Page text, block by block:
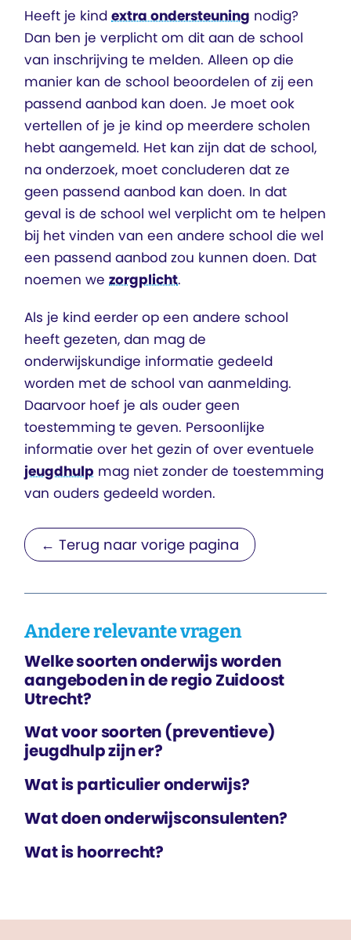
Heeft je kindextra ondersteuning nodig?
Dan ben je verplicht om dit aan de school
van inschrijving te melden. Alleen op die
manier kan de school beoordelen of zij een
passend aanbod kan doen. Je moet ook
vertellen of je je kind op meerdere scholen
hebt aangemeld. Het kan zijn dat de school,
na onderzoek, moet concluderen dat ze
geen passend aanbod kan doen. In dat
geval is de school wel verplicht om te helpen
bij het vinden van een andere school die wel
een passend aanbod zou kunnen doen. Dat
noemen wezorgplicht.
Als je kind eerder op een andere school
heeft gezeten, dan mag de
onderwijskundige informatie gedeeld
worden met de school van aanmelding.
Daarvoor hoef je als ouder geen
toestemming te geven. Persoonlijke
informatie over het gezin of over eventuele
jeugdhulp mag niet zonder de toestemming
van ouders gedeeld worden.
← Terug naar vorige pagina
Andere relevante vragen
Welke soorten onderwijs worden
aangeboden in de regio Zuidoost
Utrecht?
Wat voor soorten (preventieve)
jeugdhulp zijn er?
Wat is particulier onderwijs?
Wat doen onderwijsconsulenten?
Wat is hoorrecht?